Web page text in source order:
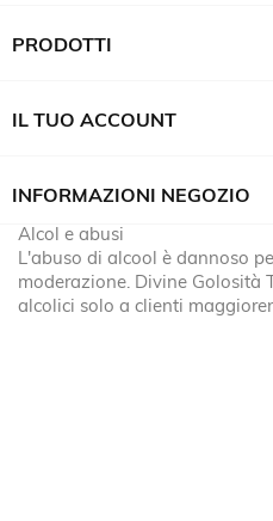
PRODOTTI
IL TUO ACCOUNT
INFORMAZIONI NEGOZIO
Alcol e abusi
L'abuso di alcool è dannoso
moderazione. Divine Golosità
alcolici solo a clienti